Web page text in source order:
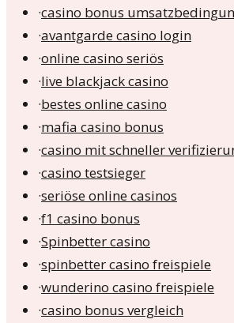
·casino bonus
·avantgarde casino login
·online casino seriös
·live blackjack casino
·bestes online casino
·mafia casino bonus
·casino mit schneller
·casino testsieger
·seriöse online casinos
·f1 casino bonus
·Spinbetter casino
·spinbetter casino freispiele
·wunderino casino freispiele
·casino bonus vergleich